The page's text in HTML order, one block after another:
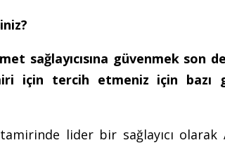
sağlayıcısına güvenmek son
için tercih etmeniz için bazı
tamirinde lider bir sağlayıcı olarak